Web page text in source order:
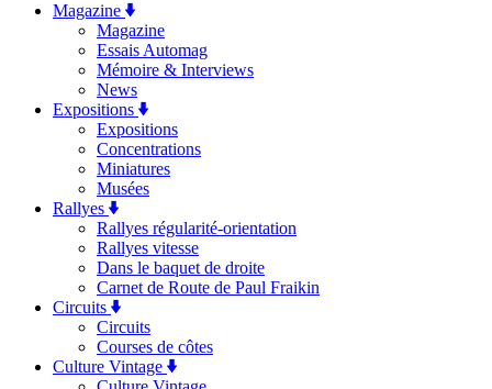
Magazine
Magazine
Essais Automag
Mémoire & Interviews
News
Expositions
Expositions
Concentrations
Miniatures
Musées
Rallyes
Rallyes régularité-orientation
Rallyes vitesse
Dans le baquet de droite
Carnet de Route de Paul Fraikin
Circuits
Circuits
Courses de côtes
Culture Vintage